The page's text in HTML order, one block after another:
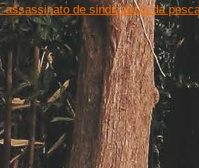
assassinato de sindicalista da